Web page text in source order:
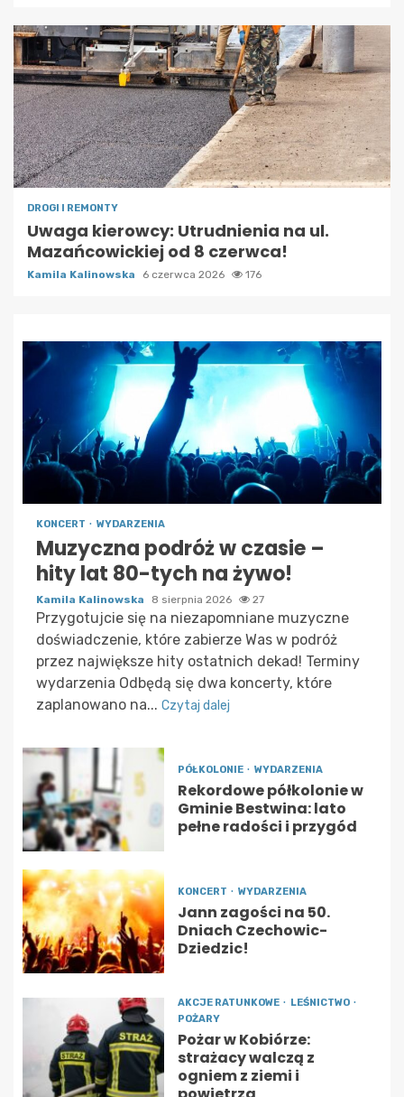
DROGI I REMONTY
Uwaga kierowcy: Utrudnienia na ul.
Mazańcowickiej od 8 czerwca!
Kamila Kalinowska 6 czerwca 2026 176
KONCERT WYDARZENIA
Muzyczna podróż w czasie –
hity lat 80-tych na żywo!
Kamila Kalinowska 8 sierpnia 2026 27
Przygotujcie się na niezapomniane muzyczne
doświadczenie, które zabierze Was w podróż
przez największe hity ostatnich dekad! Terminy
wydarzenia Odbędą się dwa koncerty, które
zaplanowano na... Czytaj dalej
PÓŁKOLONIE WYDARZENIA
Rekordowe półkolonie w
Gminie Bestwina: lato
pełne radości i przygód
KONCERT WYDARZENIA
Jann zagości na 50.
Dniach Czechowic-
Dziedzic!
AKCJE RATUNKOWE
LEŚNICTWO
POŻARY
Pożar w Kobiórze:
strażacy walczą z
ogniem z ziemi i